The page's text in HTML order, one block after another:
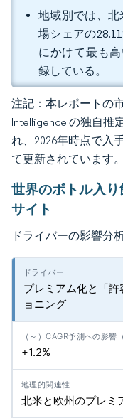
地域別では、北
場シェアの
にかけて最も
録している。
注記：本レポートの
Intelligence の独自推
れ、2026年時点で入
て更新されています。
世界のボトル入
サイト
ドライバーの影響分
プレミアム化と「
ョニング
+1.2%
北米と欧州のプレミ